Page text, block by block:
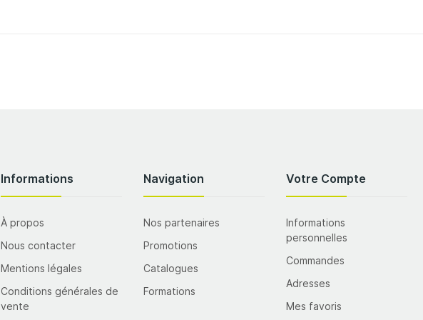
Informations
À propos
Nous contacter
Mentions légales
Conditions générales de
vente
Navigation
Nos partenaires
Promotions
Catalogues
Formations
Votre Compte
Informations
personnelles
Commandes
Adresses
Mes favoris